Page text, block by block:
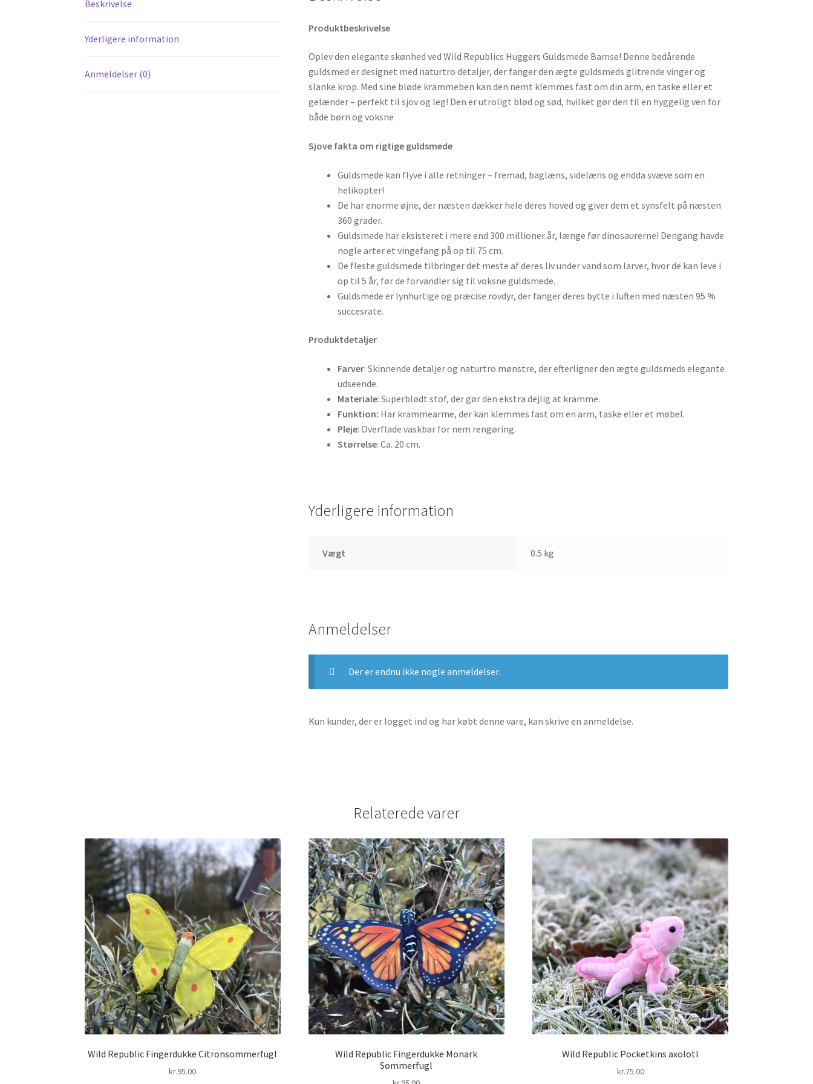
Beskrivelse
Yderligere information
Anmeldelser (0)
Produktbeskrivelse
Oplev den elegante skønhed ved Wild Republics Huggers Guldsmede Bamse! Denne bedårende
guldsmed er designet med naturtro detaljer, der fanger den ægte guldsmeds glitrende vinger og
slanke krop. Med sine bløde krammeben kan den nemt klemmes fast om din arm, en taske eller et
gelænder – perfekt til sjov og leg! Den er utroligt blød og sød, hvilket gør den til en hyggelig ven for
både børn og voksne
Sjove fakta om rigtige guldsmede
Guldsmede kan flyve i alle retninger – fremad, baglæns, sidelæns og endda svæve som en
helikopter!
De har enorme øjne, der næsten dækker hele deres hoved og giver dem et synsfelt på næsten
360 grader.
Guldsmede har eksisteret i mere end 300 millioner år, længe før dinosaurerne! Dengang havde
nogle arter et vingefang på op til 75 cm.
De fleste guldsmede tilbringer det meste af deres liv under vand som larver, hvor de kan leve i
op til 5 år, før de forvandler sig til voksne guldsmede.
Guldsmede er lynhurtige og præcise rovdyr, der fanger deres bytte i luften med næsten 95 %
succesrate.
Produktdetaljer
Farver: Skinnende detaljer og naturtro mønstre, der efterligner den ægte guldsmeds elegante
udseende.
Materiale: Superblødt stof, der gør den ekstra dejlig at kramme.
Funktion: Har krammearme, der kan klemmes fast om en arm, taske eller et møbel.
Pleje: Overflade vaskbar for nem rengøring.
Størrelse: Ca. 20 cm.
Yderligere information
Vægt 0.5 kg
Anmeldelser
Der er endnu ikke nogle anmeldelser.
Kun kunder, der er logget ind og har købt denne vare, kan skrive en anmeldelse.
Relaterede varer
Wild Republic Fingerdukke Citronsommerfugl
kr.95.00
Wild Republic Fingerdukke Monark
Sommerfugl
Wild Republic Pocketkins axolotl
kr.75.00